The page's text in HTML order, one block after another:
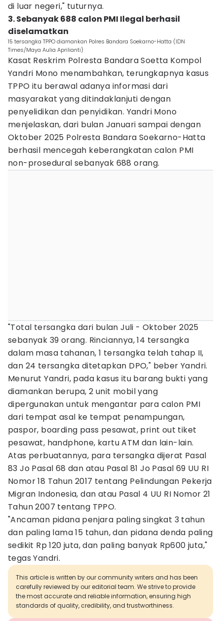
di luar negeri," tuturnya.
3. Sebanyak 688 calon PMI Ilegal berhasil
diselamatkan
15 tersangka TPPO diamankan Polres Bandara Soekarno-Hatta (IDN
Times/Maya Aulia Aprilianti)
Kasat Reskrim Polresta Bandara Soetta Kompol
Yandri Mono menambahkan, terungkapnya kasus
TPPO itu berawal adanya informasi dari
masyarakat yang ditindaklanjuti dengan
penyelidikan dan penyidikan. Yandri Mono
menjelaskan, dari bulan Januari sampai dengan
Oktober 2025 Polresta Bandara Soekarno-Hatta
berhasil mencegah keberangkatan calon PMI
non-prosedural sebanyak 688 orang.
"Total tersangka dari bulan Juli - Oktober 2025
sebanyak 39 orang. Rinciannya, 14 tersangka
dalam masa tahanan, 1 tersangka telah tahap II,
dan 24 tersangka ditetapkan DPO," beber Yandri.
Menurut Yandri, pada kasus itu barang bukti yang
diamankan berupa, 2 unit mobil yang
dipergunakan untuk mengantar para calon PMI
dari tempat asal ke tempat penampungan,
paspor, boarding pass pesawat, print out tiket
pesawat, handphone, kartu ATM dan lain-lain.
Atas perbuatannya, para tersangka dijerat Pasal
83 Jo Pasal 68 dan atau Pasal 81 Jo Pasal 69 UU RI
Nomor 18 Tahun 2017 tentang Pelindungan Pekerja
Migran Indonesia, dan atau Pasal 4 UU RI Nomor 21
Tahun 2007 tentang TPPO.
"Ancaman pidana penjara paling singkat 3 tahun
dan paling lama 15 tahun, dan pidana denda paling
sedikit Rp 120 juta, dan paling banyak Rp600 juta,"
tegas Yandri.
This article is written by our community writers and has been
carefully reviewed by our editorial team. We strive to provide
the most accurate and reliable information, ensuring high
standards of quality, credibility, and trustworthiness.